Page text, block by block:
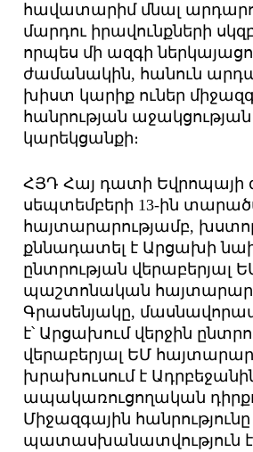
հավատարիմ մնալ
մարդու իրավունքների
որպես մի ազգի
ժամանակին, հանուն
խիստ կարիք ուներ
հանրության
կարեկցանքի։
ՀՅԴ Հայ դատի Եվրոպայի
սեպտեմբերի 13-ին
հայտարարությամբ,
քննադատել է Արցախի
ընտրության վերաբերյալ
պաշտոնական
Գրասենյակը,
է՝ Արցախում վերջին
վերաբերյալ ԵՄ
խրախուսում է
ապակառուցողական
Միջազգային հանրությունը
պատասխանատվություն է